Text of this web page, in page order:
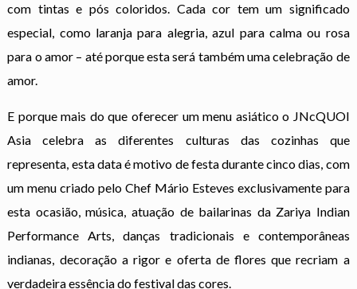
com tintas e pós coloridos. Cada cor tem um significado
especial, como laranja para alegria, azul para calma ou rosa
para o amor – até porque esta será também uma celebração de
amor.
E porque mais do que oferecer um menu asiático o JNcQUOI
Asia celebra as diferentes culturas das cozinhas que
representa, esta data é motivo de festa durante cinco dias, com
um menu criado pelo Chef Mário Esteves exclusivamente para
esta ocasião, música, atuação de bailarinas da Zariya Indian
Performance Arts, danças tradicionais e contemporâneas
indianas, decoração a rigor e oferta de flores que recriam a
verdadeira essência do festival das cores.